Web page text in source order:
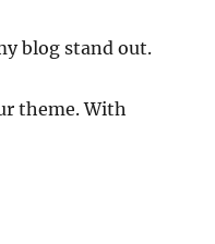
blog stand out.
theme. With